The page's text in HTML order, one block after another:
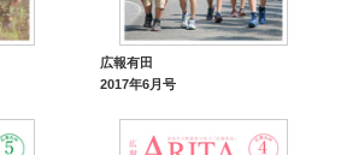
広報有田
2017年6月号